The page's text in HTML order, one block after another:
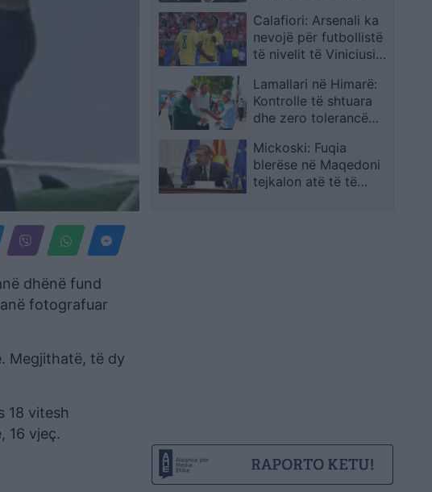
dhënë fund
fotografuar
Megjithatë, të dy
18 vitesh
16 vjeç.
hartës së re
Calafiori: Arsenali ka
nevojë për futbollistë
të nivelit të Viniciusit
Lamallari në Himarë:
Kontrolle të shtuara
dhe zero tolerancë
sezonit turistik
Mickoski: Fuqia
blerëse në Maqedoni
tejkalon atë të të